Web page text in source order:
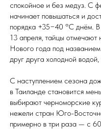
спокойное и без медуз. С
начинает повышаться и
порядка +35−40 °C днём.
13 апреля, тайцы отмечают
Нового года под
друг друга холодной водой,
С наступлением сезона
в Таиланде становится
выбирают черноморские
нежели стран Юго-
примерно в три раза — с